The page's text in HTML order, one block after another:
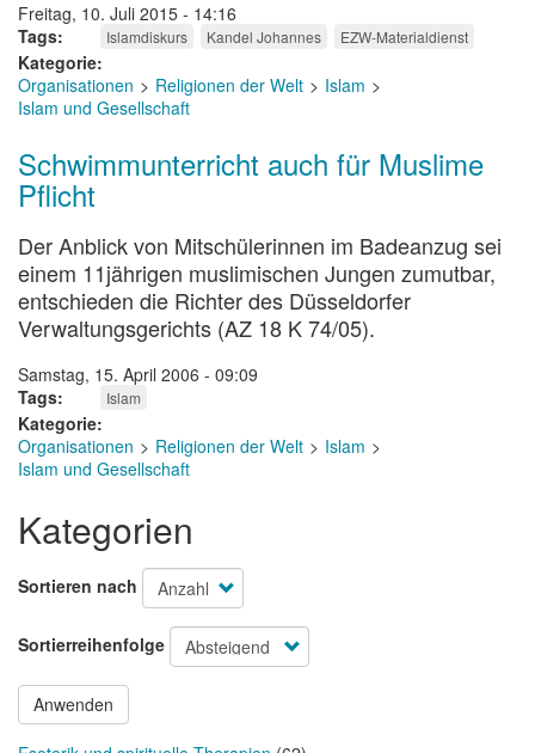
Freitag, 10. Juli 2015 - 14:16
Tags
Islamdiskurs Kandel Johannes EZW-Materialdienst
Kategorie
Organisationen
Religionen der Welt
Islam
Islam und Gesellschaft
Schwimmunterricht auch für Muslime
Pflicht
Der Anblick von Mitschülerinnen im Badeanzug sei
einem 11jährigen muslimischen Jungen zumutbar,
entschieden die Richter des Düsseldorfer
Verwaltungsgerichts (AZ 18 K 74/05).
Samstag, 15. April 2006 - 09:09
Tags
Islam
Kategorie
Organisationen
Religionen der Welt
Islam
Islam und Gesellschaft
Kategorien
Sortieren nach
Sortierreihenfolge
Anwenden